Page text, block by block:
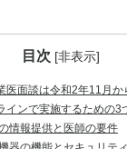
目次 [非表示]
医面談は令和2年11月か
インで実施するための3
情報提供と医師の要件